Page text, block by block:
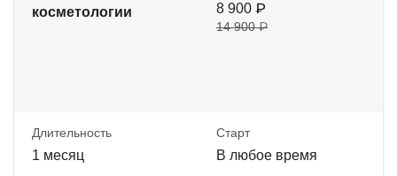
косметологии
8 900 ₽
14 900 ₽
Длительность
1 месяц
Старт
В любое время